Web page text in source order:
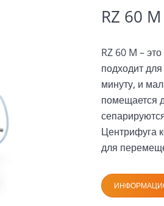
RZ 60 M
RZ 60 M –
подходит
минуту, и
помещается
Центрифуга
для